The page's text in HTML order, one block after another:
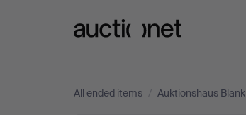
All ended items / Auktionshaus Blank